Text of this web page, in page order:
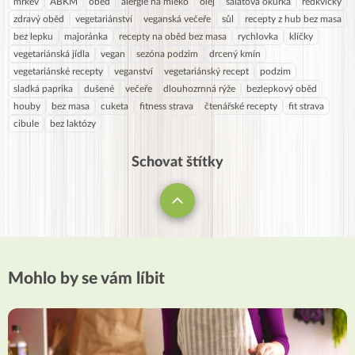
zdravý oběd
vegetariánství veganská večeře sůl
recepty z hub bez masa
bez lepku
majoránka recepty na oběd bez masa rychlovka
klíčky
vegetariánská jídla
vegan sezóna podzim
drcený kmín
vegetariánské recepty
veganství vegetariánský recept
podzim
sladká paprika
dušené večeře dlouhozrnná rýže
bezlepkový oběd
houby
bez masa cuketa fitness strava čtenářské recepty
fit strava
cibule
bez laktózy
Schovat štítky
Mohlo by se vám líbit